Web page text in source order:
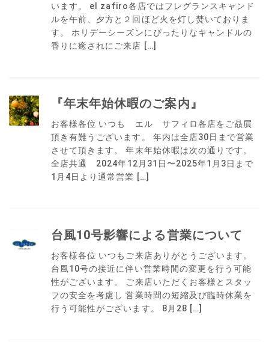
います。 el zafiro各店ではフレグランスキャンド
ルを午前、夕方と２回ほど火を灯し焚いておりま
す。 ホリデーシーズンにぴったりなキャンドルの
香りに癒されにご来店 […]
『年末年始休暇のご案内』
お客様各位 いつも エル サフィロ各店をご贔屓
頂き有難うございます。 年内は全店30日まで営業
させて頂きます。 年末年始休暇は次の通りです。
全店共通 2024年12月31日〜2025年1月3日まで
1月4日より通常営業 […]
台風10号影響による営業について
お客様各位 いつもご来店ありがとうございます。
台風10号の接近に伴い営業時間の変更を行う可能
性がございます。 ご来店いただくお客様とスタッ
フの安全を考慮し 営業時間の短縮及び臨時休業を
行う可能性がございます。 8月28 […]